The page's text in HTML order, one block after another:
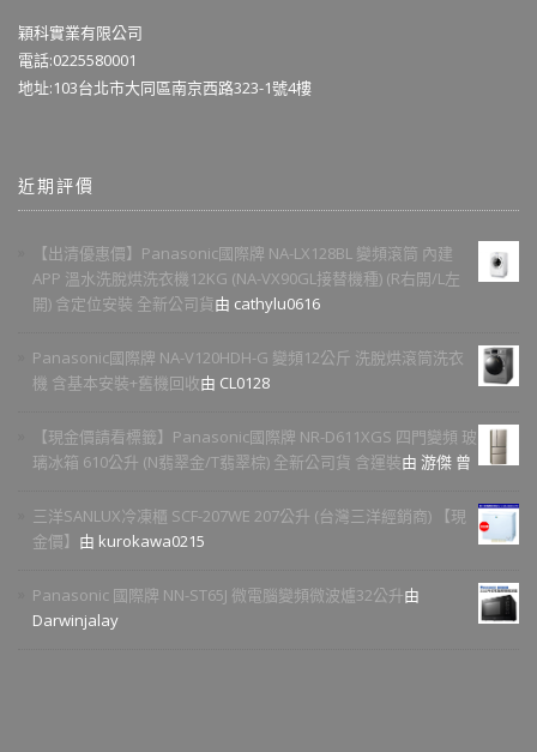
穎科實業有限公司
電話:0225580001
地址:103台北市大同區南京西路323-1號4樓
近期評價
【出清優惠價】Panasonic國際牌 NA-LX128BL 變頻滾筒 內建
APP 溫水洗脫烘洗衣機12KG (NA-VX90GL接替機種) (R右開/L左
開) 含定位安裝 全新公司貨由 cathylu0616
Panasonic國際牌 NA-V120HDH-G 變頻12公斤 洗脫烘滾筒洗衣
機 含基本安裝+舊機回收由 CL0128
【現金價請看標籤】Panasonic國際牌 NR-D611XGS 四門變頻 玻
璃冰箱 610公升 (N翡翠金/T翡翠棕) 全新公司貨 含運裝由 游傑 曾
三洋SANLUX冷凍櫃 SCF-207WE 207公升 (台灣三洋經銷商) 【現
金價】 由 kurokawa0215
Panasonic 國際牌 NN-ST65J 微電腦變頻微波爐32公升由
Darwinjalay